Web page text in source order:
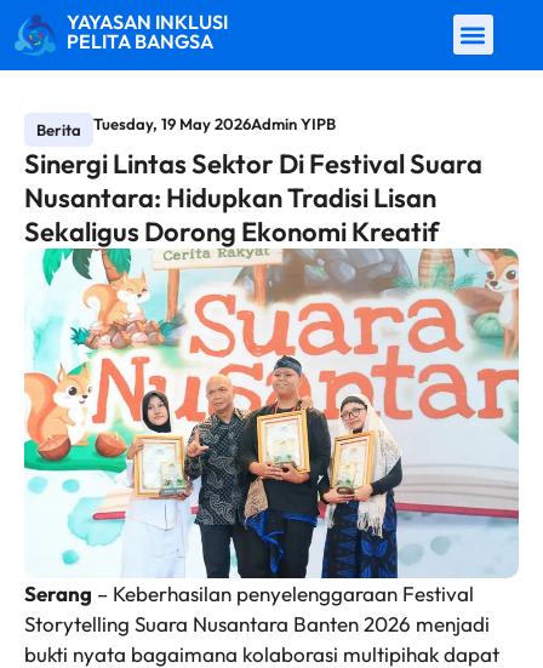
YAYASAN INKLUSI
PELITA BANGSA
Berita Tuesday, 19 May 2026Admin YIPB
Sinergi Lintas Sektor Di Festival Suara
Nusantara: Hidupkan Tradisi Lisan
Sekaligus Dorong Ekonomi Kreatif
Serang – Keberhasilan penyelenggaraan Festival
Storytelling Suara Nusantara Banten 2026 menjadi
bukti nyata bagaimana kolaborasi multipihak dapat